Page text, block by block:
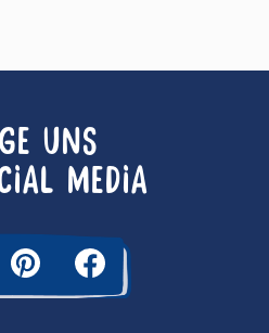
UNS
MEDIA